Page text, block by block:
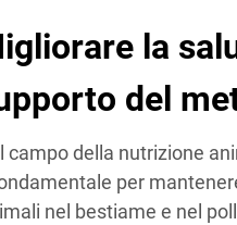
la
del
campo della nutrizione
per
nel bestiame e nel